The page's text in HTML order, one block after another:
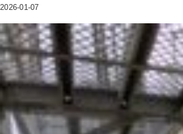
2026-01-07